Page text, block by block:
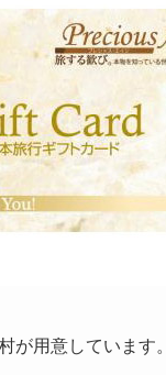
が用意しています。